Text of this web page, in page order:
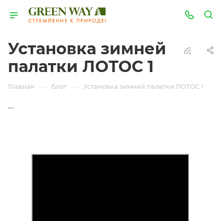
Установка зимней
палатки ЛОТОС 1
Главная — Блог — Установка зимней палатки ЛОТОС 1
...